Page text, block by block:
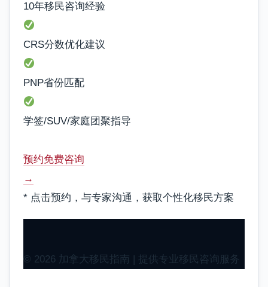
10年移民咨询经验
CRS分数优化建议
PNP省份匹配
学签/SUV/家庭团聚指导
预约免费咨询
→
* 点击预约，与专家沟通，获取个性化移民方案
© 2026 加拿大移民指南 | 提供专业移民咨询服务